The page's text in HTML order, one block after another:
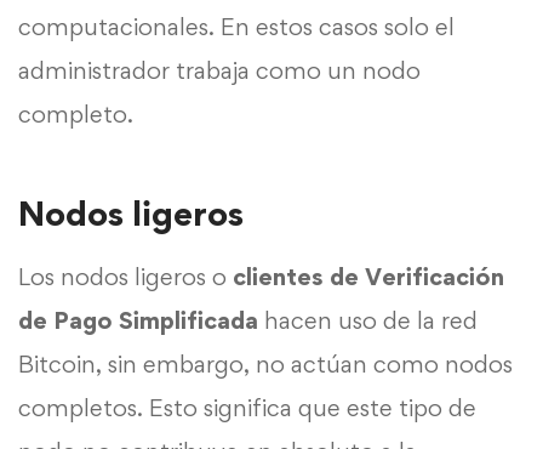
computacionales. En estos casos solo el
administrador trabaja como un nodo
completo.
Nodos ligeros
Los nodos ligeros o clientes de Verificación
de Pago Simplificada hacen uso de la red
Bitcoin, sin embargo, no actúan como nodos
completos. Esto significa que este tipo de